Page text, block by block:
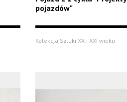
pojazdów"
Kolekcja Sztuki XX i XXI wieku